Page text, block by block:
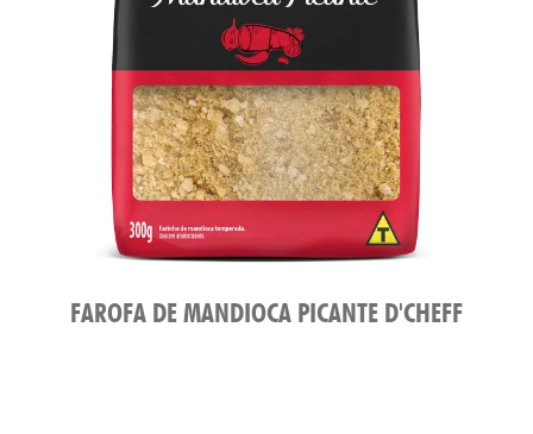
FAROFA DE MANDIOCA PICANTE D'CHEFF